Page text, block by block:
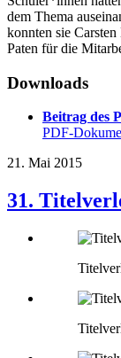
dem Thema
konnten sie
Paten für die
Downloads
Beitrag des
PDF-
21. Mai 2015
31.